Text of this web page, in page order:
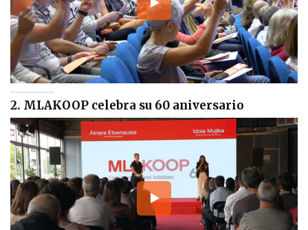
2. MLAKOOP celebra su 60 aniversario